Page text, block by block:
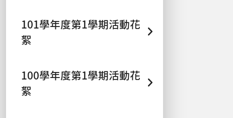
101學年度第1學期活動花
絮
100學年度第1學期活動花
絮